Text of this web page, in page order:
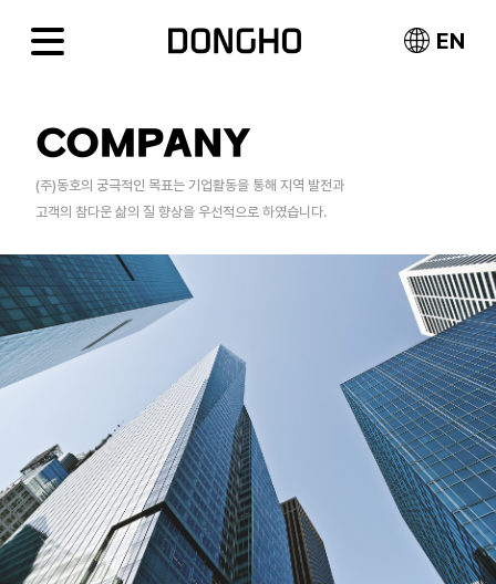
EN
COMPANY
(주)동호의 궁극적인 목표는 기업활동을 통해 지역 발전과
고객의 참다운 삶의 질 향상을 우선적으로 하였습니다.